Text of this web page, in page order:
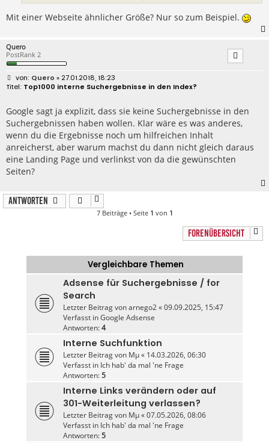
Mit einer Webseite ähnlicher Größe? Nur so zum Beispiel.
Quero
PostRank 2
B
e
r
a
g
Quero » 27.01.2018, 18:23
Top1000 interne Suchergebnisse in den Index?
Google sagt ja explizit, dass sie keine Suchergebnisse in den
Suchergebnissen haben wollen. Klar wäre es was anderes,
wenn du die Ergebnisse noch um hilfreichen Inhalt
anreicherst, aber warum machst du dann nicht gleich daraus
eine Landing Page und verlinkst von da die gewünschten
Seiten?
Antworten
7 Beiträge • Seite 1 von 1
FORENÜBERSICHT
Vergleichbare Themen
Adsense für Suchergebnisse / for
Search
Letzter Beitrag vonarnego2«09.09.2025, 15:47
Verfasst inGoogle Adsense
Antworten:4
Interne Suchfunktion
Letzter Beitrag von Mµ« 14.03.2026, 06:30
Verfasst in Ich hab' da mal 'ne Frage
Antworten:5
Interne Links verändern oder auf
301-Weiterleitung verlassen?
Letzter Beitrag von Mµ«07.05.2026, 08:06
Verfasst in Ich hab' da mal 'ne Frage
Antworten:5